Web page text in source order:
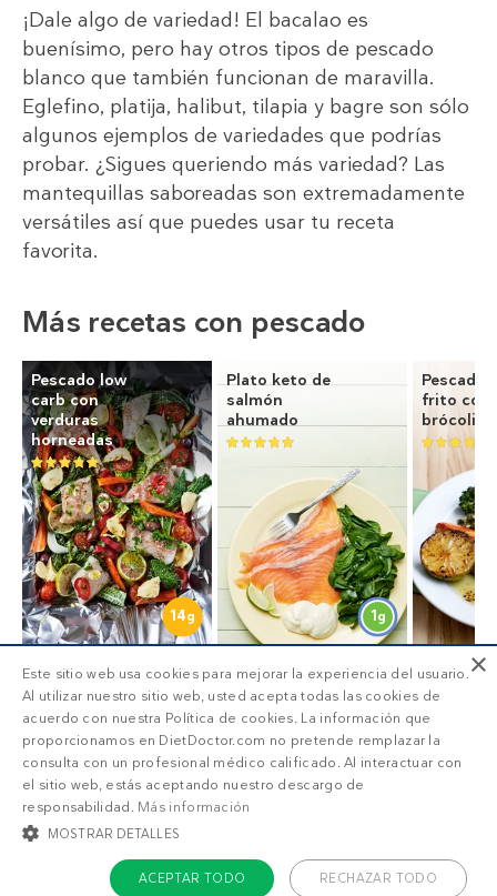
¡Dale algo de variedad! El bacalao es
buenísimo, pero hay otros tipos de pescado
blanco que también funcionan de maravilla.
Eglefino, platija, halibut, tilapia y bagre son sólo
algunos ejemplos de variedades que podrías
probar. ¿Sigues queriendo más variedad? Las
mantequillas saboreadas son extremadamente
versátiles así que puedes usar tu receta
favorita.
Más recetas con pescado
Pescado low
carb con
verduras
horneadas
14g
Plato keto de
salmón
ahumado
1g
Pescado
frito con
brócoli y
SUSCRIPCIÓN DD+
Accede a
¡Haz una prueba GRATIS!
×
Este sitio web usa cookies para mejorar la experiencia del usuario.
Al utilizar nuestro sitio web, usted acepta todas las cookies de
acuerdo con nuestra Política de cookies. La información que
proporcionamos en DietDoctor.com no pretende remplazar la
consulta con un profesional médico calificado. Al interactuar con
el sitio web, estás aceptando nuestro descargo de
responsabilidad. Más información
MOSTRAR DETALLES
ACEPTAR TODO RECHAZAR TODO